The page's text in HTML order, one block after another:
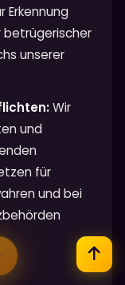
Erkennung
betrügerischer
unserer
Wir
und
für
und bei